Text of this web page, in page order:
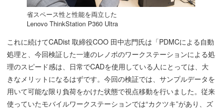
省スペース性と性能を両立した
Lenovo ThinkStation P360 Ultra
これに続けてCADist 取締役COO 田中志門氏は「PDMCによる自動
処理と、今回検証した一連のレノボのワークステーションによる処
理のスピード感は、日常でCADを使用している人にとっては、大
きなメリットになるはずです。今回の検証では、サンプルデータを
用いて可能な限り負荷をかけた状態で視点移動を行いました。従来
使っていたモバイルワークステーションでは“カクツキ”があり、ズ